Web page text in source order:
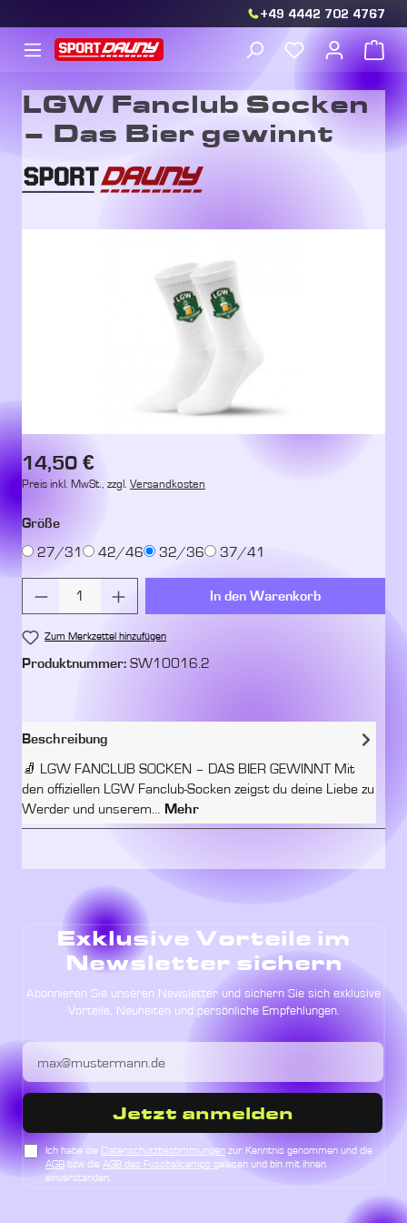
+49 4442 702 4767
Du hast 0
LGW Fanclub Socken
– Das Bier gewinnt
Regulärer Preis:
14,50 €
Preis inkl. MwSt., zzgl. Versandkosten
Größeauswählen
27/31
42/46 32/36 37/41
Produkt Anzahl: Gib den gewünschten Wert
In den Warenkorb
Zum Merkzettel hinzufügen
Produktnummer: SW10016.2
Beschreibung
🧦 LGW FANCLUB SOCKEN – DAS BIER GEWINNT Mit
den offiziellen LGW Fanclub-Socken zeigst du deine Liebe zu
Werder und unserem… Mehr
Exklusive Vorteile im
Newsletter sichern
Abonnieren Sie unseren Newsletter und sichern Sie sich exklusive
Vorteile, Neuheiten und persönliche Empfehlungen.
Jetzt anmelden
Ich habe die Datenschutzbestimmungen zur Kenntnis genommen und die
AGB bzw die AGB des Fussballcamps gelesen und bin mit ihnen
einverstanden.